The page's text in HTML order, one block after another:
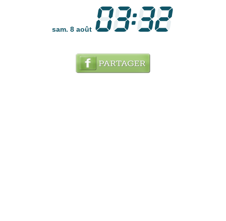
sam. 8 août